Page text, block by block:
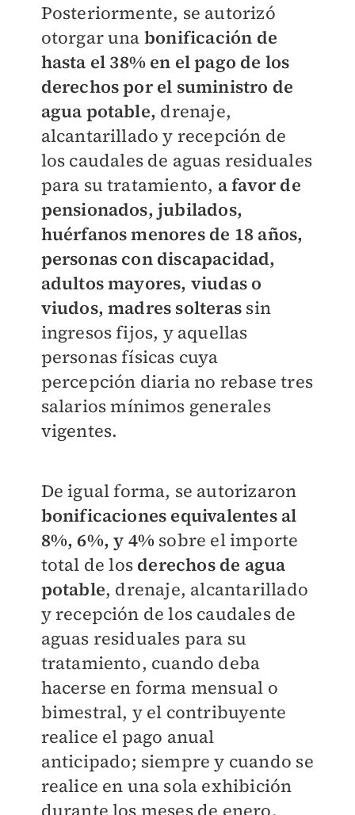
Posteriormente, se autorizó
otorgar una bonificación de
hasta el 38% en el pago de los
derechos por el suministro de
agua potable, drenaje,
alcantarillado y recepción de
los caudales de aguas residuales
para su tratamiento, a favor de
pensionados, jubilados,
huérfanos menores de 18 años,
personas con discapacidad,
adultos mayores, viudas o
viudos, madres solteras sin
ingresos fijos, y aquellas
personas físicas cuya
percepción diaria no rebase tres
salarios mínimos generales
vigentes.
De igual forma, se autorizaron
bonificaciones equivalentes al
8%, 6%, y 4% sobre el importe
total de los derechos de agua
potable, drenaje, alcantarillado
y recepción de los caudales de
aguas residuales para su
tratamiento, cuando deba
hacerse en forma mensual o
bimestral, y el contribuyente
realice el pago anual
anticipado; siempre y cuando se
realice en una sola exhibición